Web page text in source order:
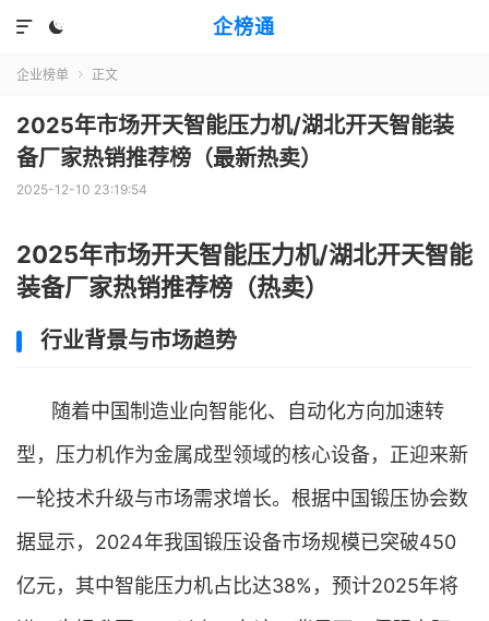
企榜通


企业榜单  正文
2025年市场开天智能压力机/湖北开天智能装
备厂家热销推荐榜（最新热卖）
2025-12-10 23:19:54
2025年市场开天智能压力机/湖北开天智能
装备厂家热销推荐榜（热卖）
行业背景与市场趋势
随着中国制造业向智能化、自动化方向加速转
型，压力机作为金属成型领域的核心设备，正迎来新
一轮技术升级与市场需求增长。根据中国锻压协会数
据显示，2024年我国锻压设备市场规模已突破450
亿元，其中智能压力机占比达38%，预计2025年将